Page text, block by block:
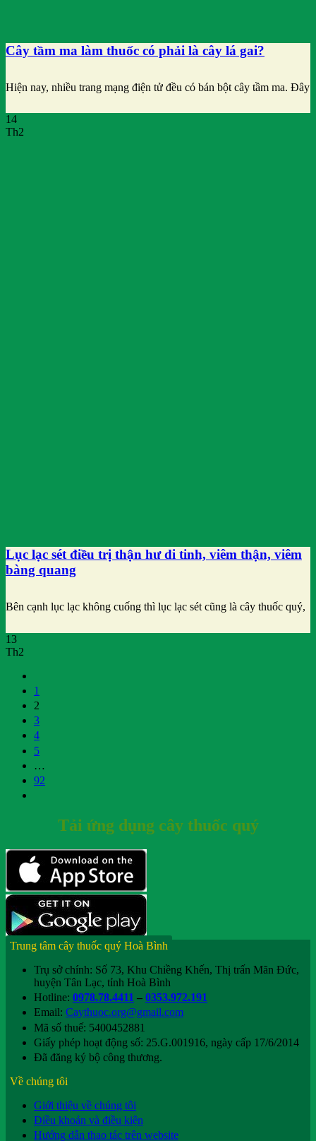
Cây tầm ma làm thuốc có phải là cây lá gai?
Hiện nay, nhiều trang mạng điện tử đều có bán bột cây tầm ma. Đây
14
Th2
Lục lạc sét điều trị thận hư di tinh, viêm thận, viêm
bàng quang
Bên cạnh lục lạc không cuống thì lục lạc sét cũng là cây thuốc quý,
13
Th2
1
2
3
4
5
…
92
Tải ứng dụng cây thuốc quý
Trung tâm cây thuốc quý Hoà Bình
Trụ sở chính: Số 73, Khu Chiềng Khến, Thị trấn Mãn Đức,
huyện Tân Lạc, tỉnh Hoà Bình
Hotline: 0978.78.4411 – 0353.972.191
Email: Caythuoc.org@gmail.com
Mã số thuế: 5400452881
Giấy phép hoạt động số: 25.G.001916, ngày cấp 17/6/2014
Đã đăng ký bộ công thương.
Về chúng tôi
Giới thiệu về chúng tôi
Điều khoản và điều kiện
Hướng dẫn thao tác trên website